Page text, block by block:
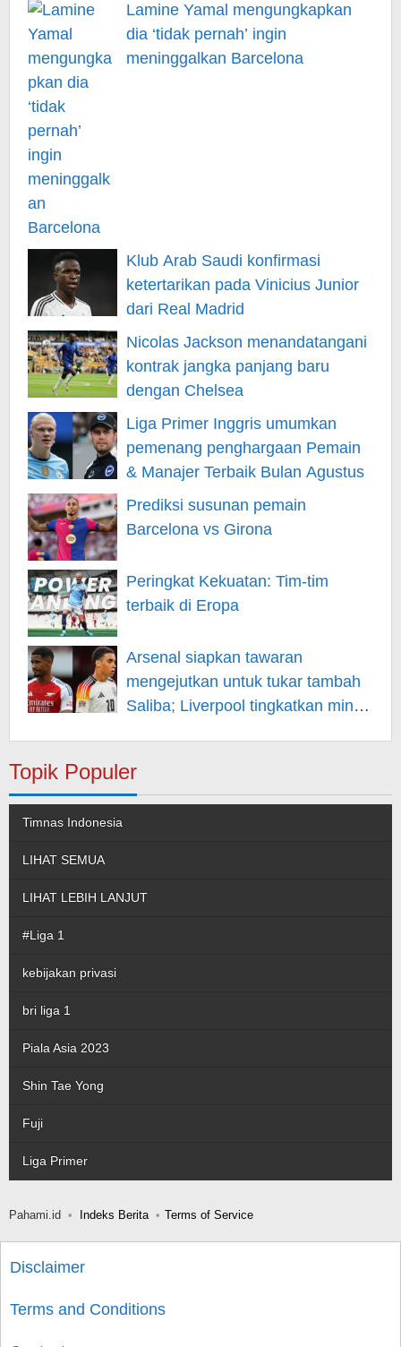
Lamine Yamal mengungkapkan
dia ‘tidak pernah’ ingin
meninggalkan Barcelona
Klub Arab Saudi konfirmasi
ketertarikan pada Vinicius Junior
dari Real Madrid
Nicolas Jackson menandatangani
kontrak jangka panjang baru
dengan Chelsea
Liga Primer Inggris umumkan
pemenang penghargaan Pemain
& Manajer Terbaik Bulan Agustus
Prediksi susunan pemain
Barcelona vs Girona
Peringkat Kekuatan: Tim-tim
terbaik di Eropa
Arsenal siapkan tawaran
mengejutkan untuk tukar tambah
Saliba; Liverpool tingkatkan minat
Topik Populer
Timnas Indonesia
LIHAT SEMUA
LIHAT LEBIH LANJUT
#Liga 1
kebijakan privasi
bri liga 1
Piala Asia 2023
Shin Tae Yong
Fuji
Liga Primer
Pahami.id Indeks Berita Terms of Service
Disclaimer
Terms and Conditions